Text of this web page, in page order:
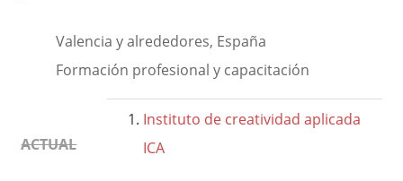
Valencia y alrededores, España
Formación profesional y capacitación
ACTUAL
Instituto de creatividad aplicada
ICA